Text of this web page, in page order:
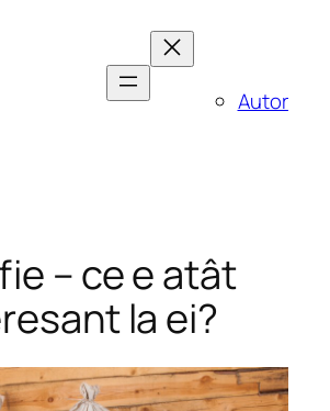
Autor
– ce e atât
la ei?